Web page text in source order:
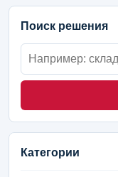
Поиск решения
Категории